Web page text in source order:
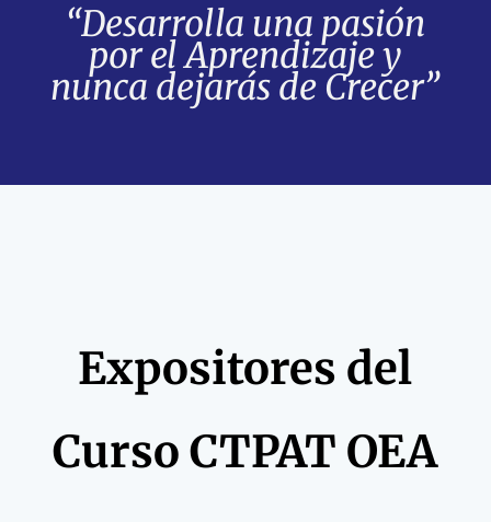
“Desarrolla una pasión
por el Aprendizaje y
nunca dejarás de Crecer”
Expositores del
Curso CTPAT OEA